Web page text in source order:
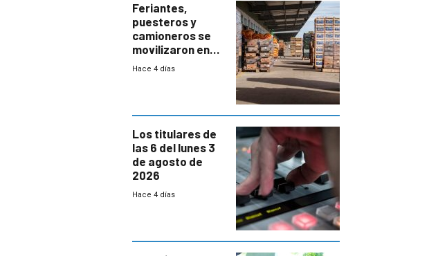
Feriantes,
puesteros y
camioneros se
movilizaron en
rechazo a
Hace 4 días
Los titulares de
las 6 del lunes 3
de agosto de
2026
Hace 4 días